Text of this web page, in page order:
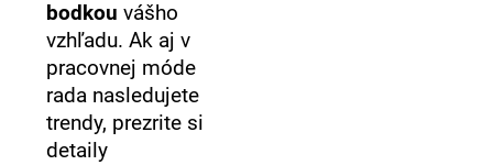
bodkouvášho
vzhľadu. Ak aj v
pracovnej móde
rada nasledujete
trendy, prezrite si
detaily